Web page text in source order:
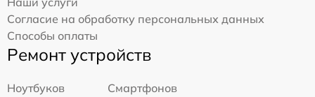
Согласие на обработку персональных данных
Способы оплаты
Ремонт устройств
Ноутбуков
Смартфонов